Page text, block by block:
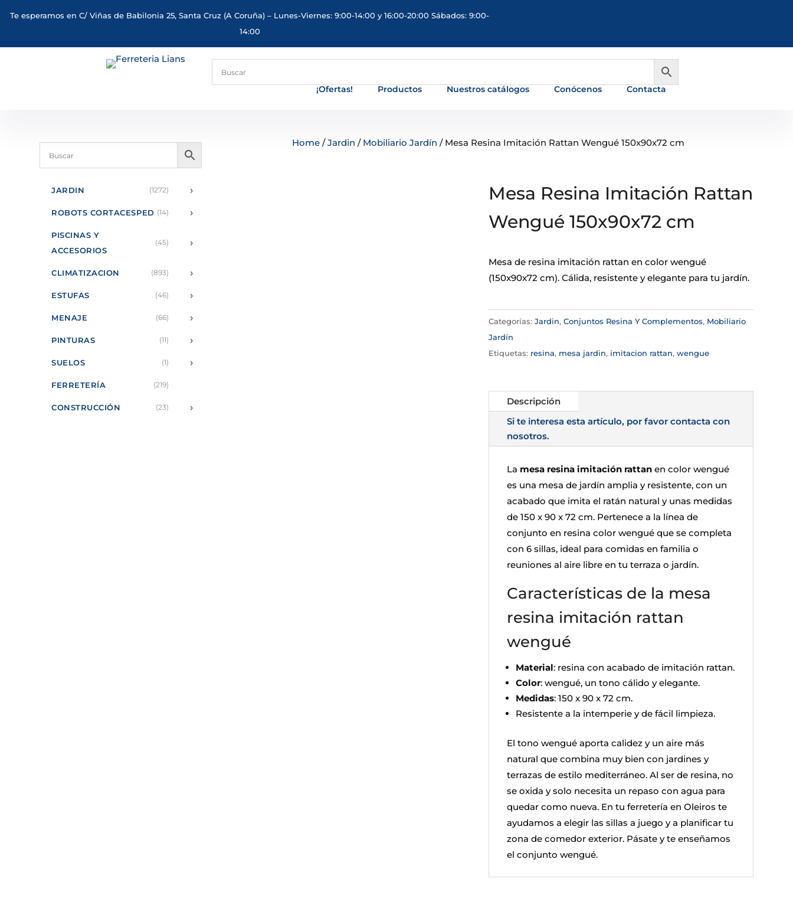
Te esperamos en C/ Viñas de Babilonia 25, Santa Cruz (A Coruña) – Lunes-Viernes: 9:00-14:00 y 16:00-20:00 Sábados: 9:00-
14:00
¡Ofertas! Productos Nuestros catálogos Conócenos Contacta
JARDIN (1272) ›
ROBOTS CORTACESPED (14) ›
PISCINAS Y
ACCESORIOS
(45) ›
CLIMATIZACION (893) ›
ESTUFAS (46) ›
MENAJE (66) ›
PINTURAS (11) ›
SUELOS (1) ›
FERRETERÍA (219)
CONSTRUCCIÓN (23) ›
Home /Jardin / Mobiliario Jardín / Mesa Resina Imitación Rattan Wengué 150x90x72 cm
Mesa Resina Imitación Rattan
Wengué 150x90x72 cm
Mesa de resina imitación rattan en color wengué
(150x90x72 cm). Cálida, resistente y elegante para tu jardín.
Categorías: Jardin, Conjuntos Resina Y Complementos, Mobiliario
Jardín
Etiquetas: resina, mesa jardin, imitacion rattan, wengue
Descripción
Si te interesa esta artículo, por favor contacta con
nosotros.
La mesa resina imitación rattanen color wengué
es una mesa de jardín amplia y resistente, con un
acabado que imita el ratán natural y unas medidas
de 150 x 90 x 72 cm. Pertenece a la línea de
conjunto en resina color wengué que se completa
con 6 sillas, ideal para comidas en familia o
reuniones al aire libre en tu terraza o jardín.
Características de la mesa
resina imitación rattan
wengué
Material: resina con acabado de imitación rattan.
Color: wengué, un tono cálido y elegante.
Medidas: 150 x 90 x 72 cm.
Resistente a la intemperie y de fácil limpieza.
El tono wengué aporta calidez y un aire más
natural que combina muy bien con jardines y
terrazas de estilo mediterráneo. Al ser de resina, no
se oxida y solo necesita un repaso con agua para
quedar como nueva. En tu ferretería en Oleiros te
ayudamos a elegir las sillas a juego y a planificar tu
zona de comedor exterior. Pásate y te enseñamos
el conjunto wengué.